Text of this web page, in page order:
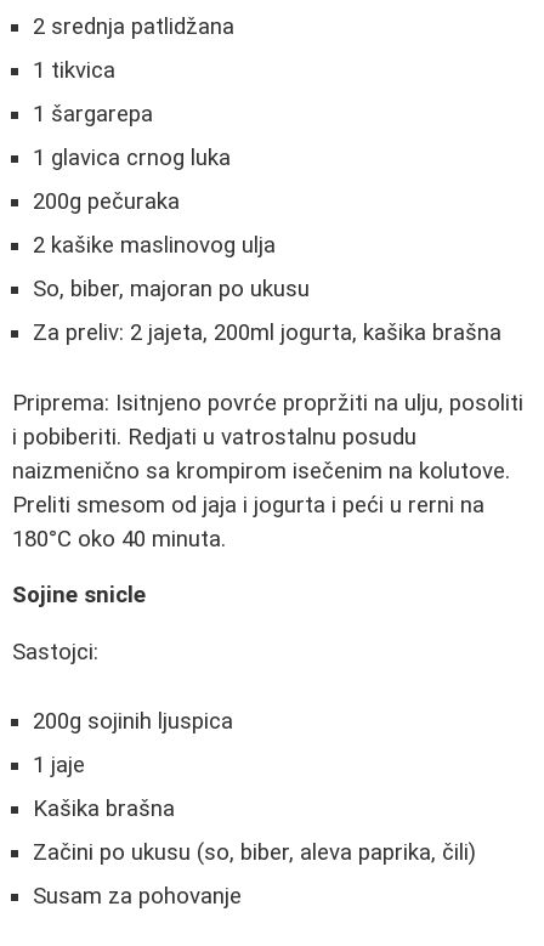
2 srednja patlidžana
1 tikvica
1 šargarepa
1 glavica crnog luka
200g pečuraka
2 kašike maslinovog ulja
So, biber, majoran po ukusu
Za preliv: 2 jajeta, 200ml jogurta, kašika brašna
Priprema: Isitnjeno povrće propržiti na ulju, posoliti
i pobiberiti. Redjati u vatrostalnu posudu
naizmenično sa krompirom isečenim na kolutove.
Preliti smesom od jaja i jogurta i peći u rerni na
180°C oko 40 minuta.
Sojine snicle
Sastojci:
200g sojinih ljuspica
1 jaje
Kašika brašna
Začini po ukusu (so, biber, aleva paprika, čili)
Susam za pohovanje